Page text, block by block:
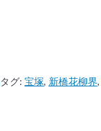
タグ:宝塚, 新橋花柳界,